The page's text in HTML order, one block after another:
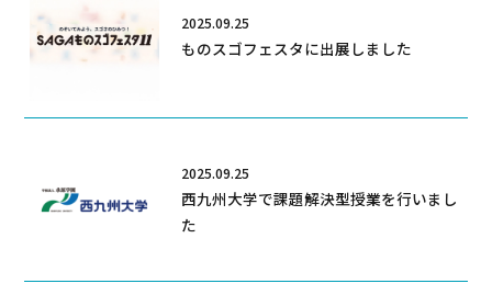
2025.09.25
ものスゴフェスタに出展しました
2025.09.25
西九州大学で課題解決型授業を行いまし
た